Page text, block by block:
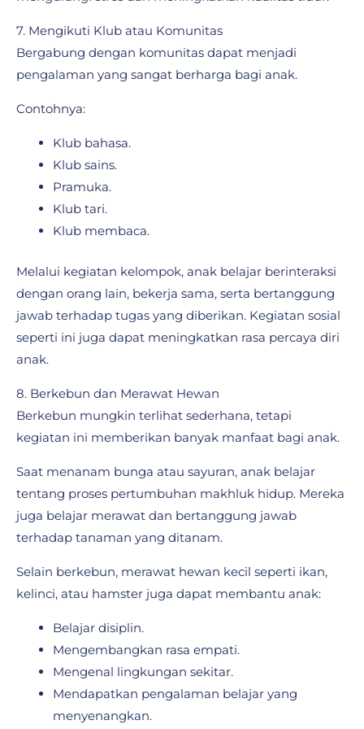
7. Mengikuti Klub atau Komunitas
Bergabung dengan komunitas dapat menjadi
pengalaman yang sangat berharga bagi anak.
Contohnya:
Klub bahasa.
Klub sains.
Pramuka.
Klub tari.
Klub membaca.
Melalui kegiatan kelompok, anak belajar berinteraksi
dengan orang lain, bekerja sama, serta bertanggung
jawab terhadap tugas yang diberikan. Kegiatan sosial
seperti ini juga dapat meningkatkan rasa percaya diri
anak.
8. Berkebun dan Merawat Hewan
Berkebun mungkin terlihat sederhana, tetapi
kegiatan ini memberikan banyak manfaat bagi anak.
Saat menanam bunga atau sayuran, anak belajar
tentang proses pertumbuhan makhluk hidup. Mereka
juga belajar merawat dan bertanggung jawab
terhadap tanaman yang ditanam.
Selain berkebun, merawat hewan kecil seperti ikan,
kelinci, atau hamster juga dapat membantu anak:
Belajar disiplin.
Mengembangkan rasa empati.
Mengenal lingkungan sekitar.
Mendapatkan pengalaman belajar yang
menyenangkan.